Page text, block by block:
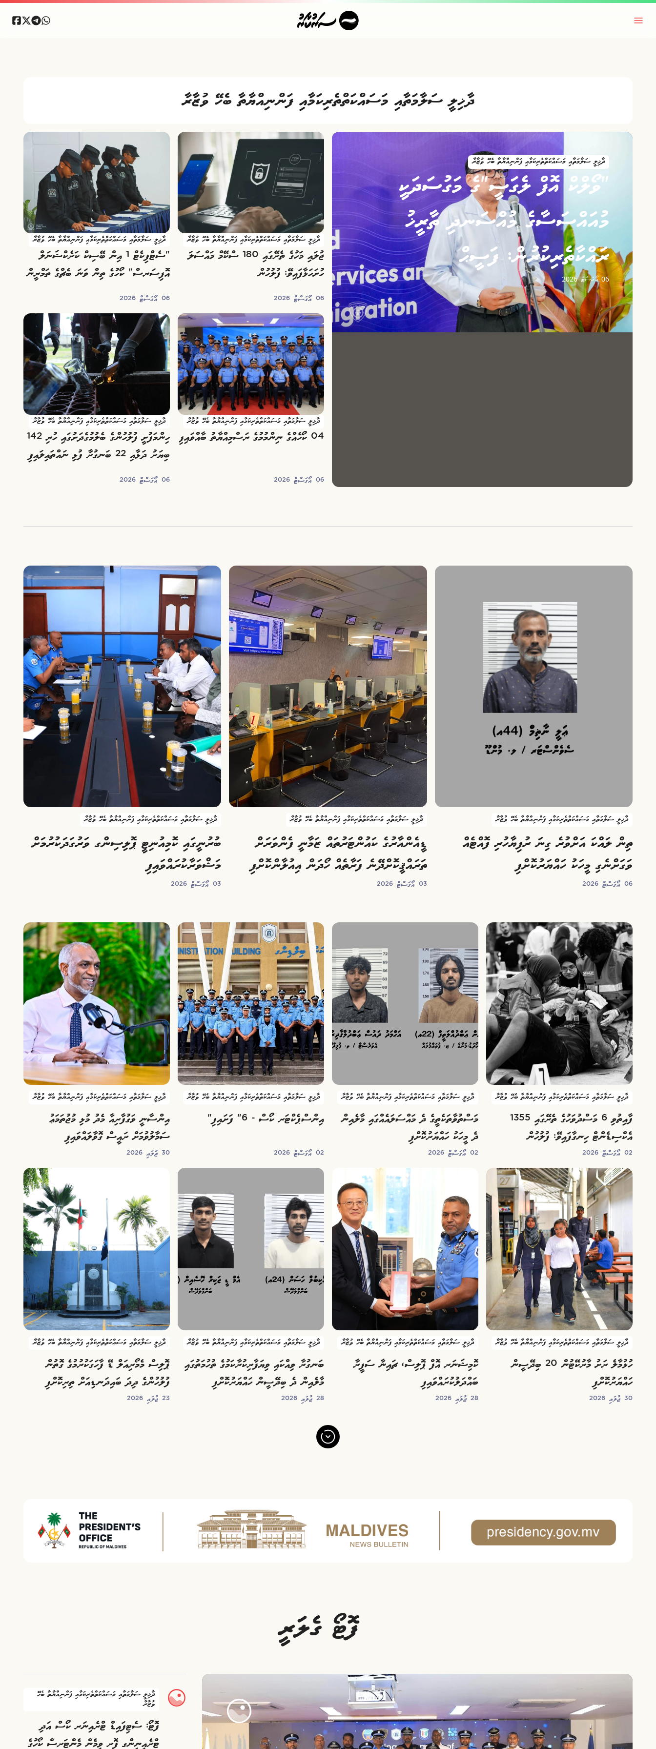
ދާޚިލީ ސަލާމަތާއި މަސައްކަތްތެރިކަމާއި ފަންނިއްޔާތާ ބެހޭ ވުޒާރާ
ދާޚިލީ ސަލާމަތާއި މަސައްކަތްތެރިކަމާއި ފަންނިއްޔާތާ ބެހޭ ވުޒާރާ
"ވޯލްކް އޮފް ލެގަސީ"ގެ މަގުސަދަކީ
މުއައްސަސާގެ މުއްސަނދި ތާރީޚު
ރައްކާތެރިކުރުން: ފަސީޙް
06 އޯގަސްޓް 2026
ދާޚިލީ ސަލާމަތާއި މަސައްކަތްތެރިކަމާއި ފަންނިއްޔާތާ ބެހޭ ވުޒާރާ
ޖުލައި މަހުގެ ތެރޭގައި 180 ސްކޭމް މައްސަލަ
ހުށަހަޅާފައިވޭ: ފުލުހުން
06 އޯގަސްޓް 2026
ދާޚިލީ ސަލާމަތާއި މަސައްކަތްތެރިކަމާއި ފަންނިއްޔާތާ ބެހޭ ވުޒާރާ
"ސެޓްފިކެޓް 1 އިން ބޭސިކް ކަރެކްޝަނަލް
އޮފިސަރސް" ކޯހުގެ ތިން ވަނަ ބެޗްގެ ތަމްރީން
06 އޯގަސްޓް 2026
ދާޚިލީ ސަލާމަތާއި މަސައްކަތްތެރިކަމާއި ފަންނިއްޔާތާ ބެހޭ ވުޒާރާ
04 ކޯހެއްގެ ނިންމުމުގެ ރަސްމިއްޔާތު ބާއްވައިފި
06 އޯގަސްޓް 2026
ދާޚިލީ ސަލާމަތާއި މަސައްކަތްތެރިކަމާއި ފަންނިއްޔާތާ ބެހޭ ވުޒާރާ
ހިންމަފުށީ ފުލުހުންގެ ބެލުމުގެދަށުގައި ހުރި 142
ބިޔަރު ދަޅާއި 22 ބަނގުރާ ފުޅި ނައްތައިލައިފި
06 އޯގަސްޓް 2026
ދާޚިލީ ސަލާމަތާއި މަސައްކަތްތެރިކަމާއި ފަންނިއްޔާތާ ބެހޭ ވުޒާރާ
ތިން ލައްކަ އަށްވުރެ ގިނަ ރުފިޔާހުރި ފޮއްޓެއް
ވަގަށްނެގި މީހަކު ހައްޔަރުކޮށްފި
06 އޯގަސްޓް 2026
ދާޚިލީ ސަލާމަތާއި މަސައްކަތްތެރިކަމާއި ފަންނިއްޔާތާ ބެހޭ ވުޒާރާ
ޑީއެންއާރުގެ ކައުންޓަރުތައް ޒަމާނީ ފެންވަރަށް
ތަރައްޤީކޮށްދޭނެ ފަރާތެއް ހޯދަން އިއުލާންކޮށްފި
03 އޯގަސްޓް 2026
ދާޚިލީ ސަލާމަތާއި މަސައްކަތްތެރިކަމާއި ފަންނިއްޔާތާ ބެހޭ ވުޒާރާ
ބުރުނީގައި ކޮމިއުނިޓީ ޕޮލިސިންގ ވަރުގަދަކުރުމަށް
މަޝްވަރާކުރައްވައިފި
03 އޯގަސްޓް 2026
ދާޚިލީ ސަލާމަތާއި މަސައްކަތްތެރިކަމާއި ފަންނިއްޔާތާ ބެހޭ ވުޒާރާ
ފާއިތުވި 6 މަސްދުވަހުގެ ތެރޭގައި 1355
އެކްސިޑެންޓް ހިނގާފައިވޭ: ފުލުހުން
02 އޯގަސްޓް 2026
ދާޚިލީ ސަލާމަތާއި މަސައްކަތްތެރިކަމާއި ފަންނިއްޔާތާ ބެހޭ ވުޒާރާ
މަސްތުވާތަކެތީގެ ދެ މައްސަލައެއްގައި މާލެއިން
ދެ މީހަކު ހައްޔަރުކޮށްފި
02 އޯގަސްޓް 2026
ދާޚިލީ ސަލާމަތާއި މަސައްކަތްތެރިކަމާއި ފަންނިއްޔާތާ ބެހޭ ވުޒާރާ
އިންސްޕެކްޓަރ ކޯސް - 6" ފަށައިފި"
02 އޯގަސްޓް 2026
ދާޚިލީ ސަލާމަތާއި މަސައްކަތްތެރިކަމާއި ފަންނިއްޔާތާ ބެހޭ ވުޒާރާ
އިންސާނީ ވަގުފާރިއާ މެދު މުޅި މުޖުތަމަޢު
ސަމާލުވުމަށް ރައީސް ގޮވާލައްވައިފި
30 ޖުލައި 2026
ދާޚިލީ ސަލާމަތާއި މަސައްކަތްތެރިކަމާއި ފަންނިއްޔާތާ ބެހޭ ވުޒާރާ
ހުޅުމާލެ ރަށު މާރުކޭޓުން 20 ބިދޭސީން
ހައްޔަރުކޮށްފި
30 ޖުލައި 2026
ދާޚިލީ ސަލާމަތާއި މަސައްކަތްތެރިކަމާއި ފަންނިއްޔާތާ ބެހޭ ވުޒާރާ
ކޮމިޝަނަރ އޮފް ޕޮލިސް، ޗައިނާ ސަފީރާ
ބައްދަލުކުރައްވައިފި
28 ޖުލައި 2026
ދާޚިލީ ސަލާމަތާއި މަސައްކަތްތެރިކަމާއި ފަންނިއްޔާތާ ބެހޭ ވުޒާރާ
ބަނގުރާ ވިއްކައި ވިޔަފާރިކުރާކަމުގެ ތުހުމަތުގައި
މާލެއިން ދެ ބިދޭސީން ހައްޔަރުކޮށްފި
28 ޖުލައި 2026
ދާޚިލީ ސަލާމަތާއި މަސައްކަތްތެރިކަމާއި ފަންނިއްޔާތާ ބެހޭ ވުޒާރާ
ޕޮލިސް މެމޯރިއަލް ޑޭ ފާހަގަކުރުމުގެ ގޮތުން
ފުލުހުންގެ ދިދަ ބައިދަނޑިއަށް ތިރިކޮށްފި
23 ޖުލައި 2026
ފޮޓޯ ގެލަރީ
ދާޚިލީ ސަލާމަތާއި މަސައްކަތްތެރިކަމާއި ފަންނިއްޔާތާ ބެހޭ
ވުޒާރާ
ފޮޓޯ: ސެޓިފައިޑް ޓްރެއިނަރ ކޯސް އަދި
ޓްރެއިނިންގ ފޮރ ވިމެން މެންޓަރސް ކޯހުގެ